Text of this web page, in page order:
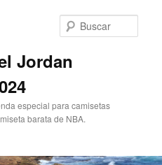
Jordan
especial para camisetas
barata de NBA.